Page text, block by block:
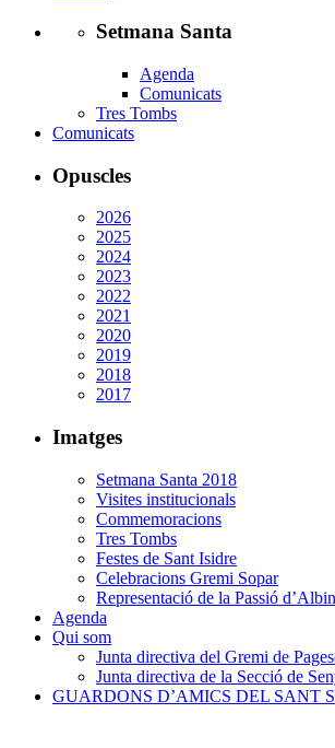
Setmana Santa
Agenda
Comunicats
Tres Tombs
Comunicats
Opuscles
2026
2025
2024
2023
2022
2021
2020
2019
2018
2017
Imatges
Setmana Santa 2018
Visites institucionals
Commemoracions
Tres Tombs
Festes de Sant Isidre
Celebracions Gremi Sopar
Representació de la Passió
Agenda
Qui som
Junta directiva del Gremi de
Junta directiva de la Secció de
GUARDONS D’AMICS DEL SANT